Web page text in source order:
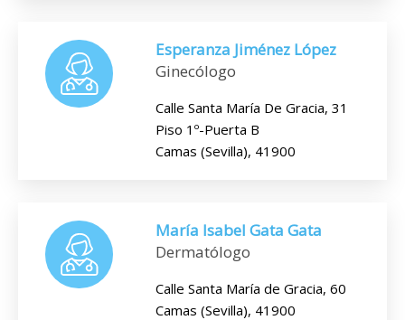
Esperanza Jiménez López
Ginecólogo
Calle Santa María De Gracia, 31
Piso 1º-Puerta B
Camas (Sevilla), 41900
María Isabel Gata Gata
Dermatólogo
Calle Santa María de Gracia, 60
Camas (Sevilla), 41900